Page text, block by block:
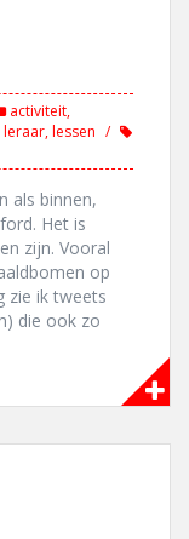
activiteit,
leraar,lessen
als binnen,
Het is
zijn. Vooral
op
zie ik tweets
die ook zo